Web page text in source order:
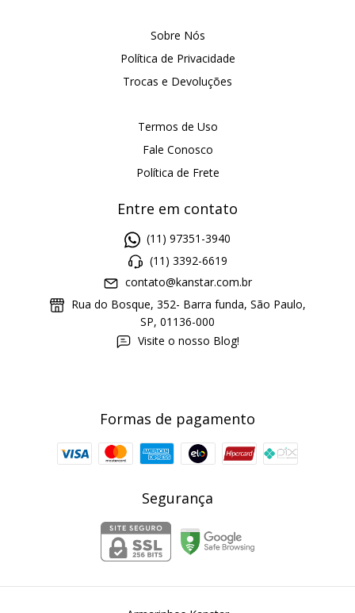
Sobre Nós
Política de Privacidade
Trocas e Devoluções
Termos de Uso
Fale Conosco
Política de Frete
Entre em contato
(11) 97351-3940
(11) 3392-6619
contato@kanstar.com.br
Rua do Bosque, 352- Barra funda, São Paulo,
SP, 01136-000
Visite o nosso Blog!
Formas de pagamento
Segurança